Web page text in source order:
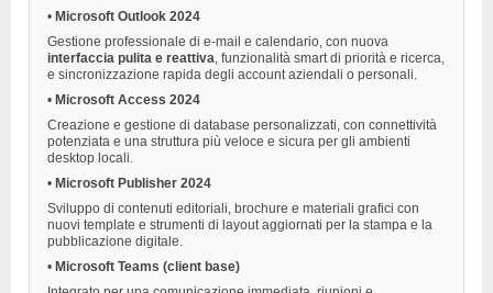
• Microsoft Outlook 2024
Gestione professionale di e-mail e calendario, con nuova
interfaccia pulita e reattiva , funzionalità smart di priorità e ricerca,
e sincronizzazione rapida degli account aziendali o personali.
• Microsoft Access 2024
Creazione e gestione di database personalizzati, con connettività
potenziata e una struttura più veloce e sicura per gli ambienti
desktop locali.
• Microsoft Publisher 2024
Sviluppo di contenuti editoriali, brochure e materiali grafici con
nuovi template e strumenti di layout aggiornati per la stampa e la
pubblicazione digitale.
• Microsoft Teams (client base)